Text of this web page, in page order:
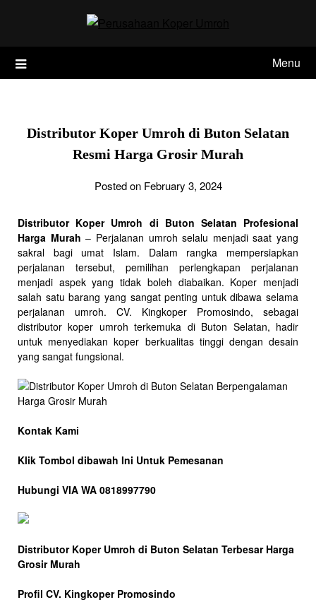
Menu
Distributor Koper Umroh di Buton Selatan
Resmi Harga Grosir Murah
Posted on February 3, 2024
Distributor Koper Umroh di Buton Selatan Profesional
Harga Murah – Perjalanan umroh selalu menjadi saat yang
sakral bagi umat Islam. Dalam rangka mempersiapkan
perjalanan tersebut, pemilihan perlengkapan perjalanan
menjadi aspek yang tidak boleh diabaikan. Koper menjadi
salah satu barang yang sangat penting untuk dibawa selama
perjalanan umroh. CV. Kingkoper Promosindo, sebagai
distributor koper umroh terkemuka di Buton Selatan, hadir
untuk menyediakan koper berkualitas tinggi dengan desain
yang sangat fungsional.
Kontak Kami
Klik Tombol dibawah Ini Untuk Pemesanan
Hubungi VIA WA 0818997790
Distributor Koper Umroh di Buton Selatan Terbesar Harga
Grosir Murah
Profil CV. Kingkoper Promosindo